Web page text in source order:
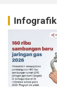
Infografik